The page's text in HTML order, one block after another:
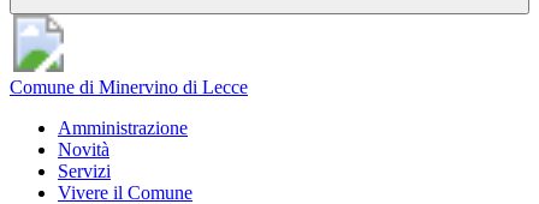
Comune di Minervino di Lecce
Amministrazione
Novità
Servizi
Vivere il Comune